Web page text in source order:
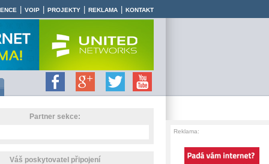
VOIP PROJEKTY REKLAMA KONTAKT
Partner sekce:
Váš poskytovatel připojení
Reklama: